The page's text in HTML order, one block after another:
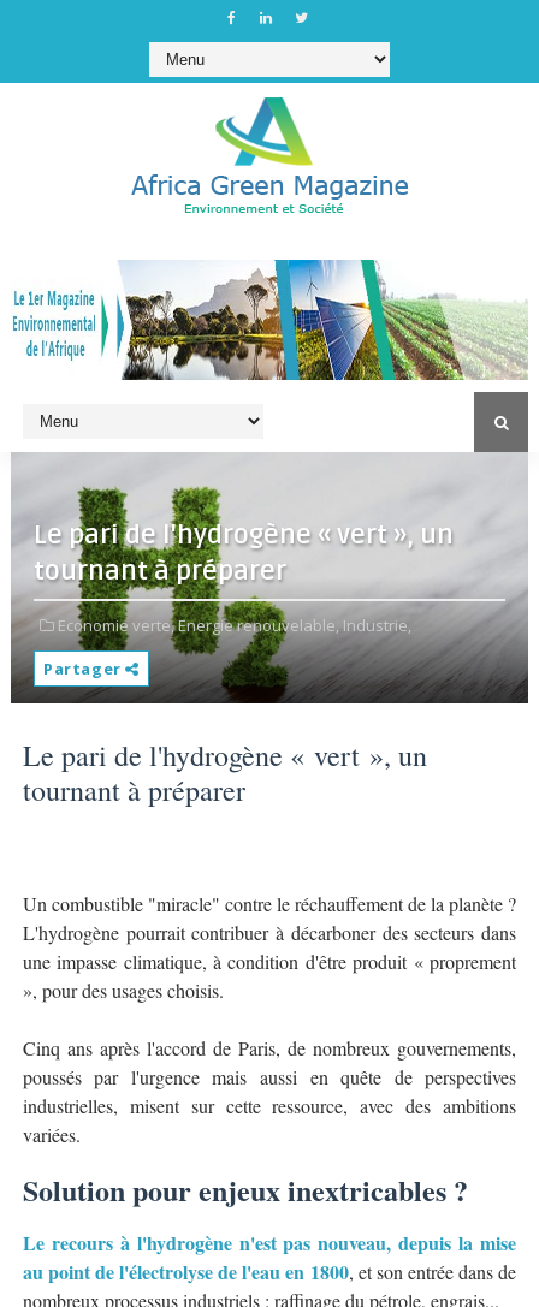
Le pari de l'hydrogène « vert », un
tournant à préparer
Economie verte,Energie renouvelable, Industrie,
Partager
Le pari de l'hydrogène « vert », un
tournant à préparer
Un combustible "miracle" contre le réchauffement de la planète ?
L'hydrogène pourrait contribuer à décarboner des secteurs dans
une impasse climatique, à condition d'être produit « proprement
», pour des usages choisis.
Cinq ans après l'accord de Paris, de nombreux gouvernements,
poussés par l'urgence mais aussi en quête de perspectives
industrielles, misent sur cette ressource, avec des ambitions
variées.
Solution pour enjeux inextricables ?
Le recours à l'hydrogène n'est pas nouveau, depuis la mise
au point de l'électrolyse de l'eau en 1800, et son entrée dans de
nombreux processus industriels : raffinage du pétrole, engrais...